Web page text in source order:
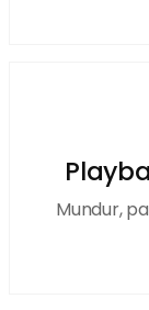
Mundur,